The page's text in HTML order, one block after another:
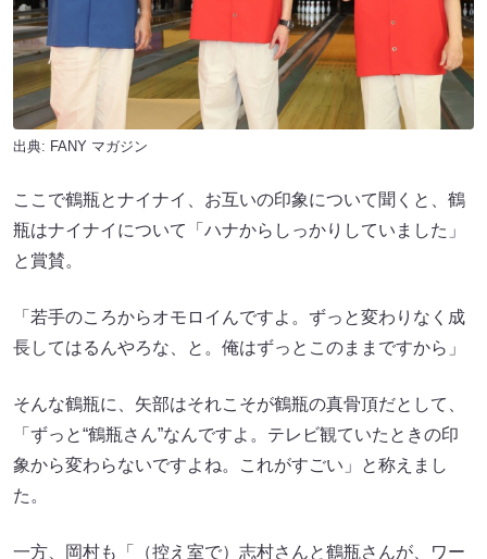
出典: FANY マガジン
ここで鶴瓶とナイナイ、お互いの印象について聞くと、鶴
瓶はナイナイについて「ハナからしっかりしていました」
と賞賛。
「若手のころからオモロイんですよ。ずっと変わりなく成
長してはるんやろな、と。俺はずっとこのままですから」
そんな鶴瓶に、矢部はそれこそが鶴瓶の真骨頂だとして、
「ずっと“鶴瓶さん”なんですよ。テレビ観ていたときの印
象から変わらないですよね。これがすごい」と称えまし
た。
一方、岡村も「（控え室で）志村さんと鶴瓶さんが、ワー